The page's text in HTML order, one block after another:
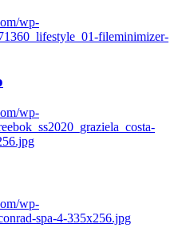
wp-
fileminimizer-
wp-
wp-
spa-4-335x256.jpg